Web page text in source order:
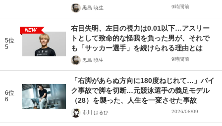
黒島 暁生 9時間前
5位
5
NEW
右目失明、左目の視力は0.01以下…アスリー
トとして致命的な怪我を負った男が、それで
も「サッカー選手」を続けられる理由とは
黒島 暁生 9時間前
6位
6
「右脚があらぬ方向に180度ねじれて…」バイ
ク事故で脚を切断…元競泳選手の義足モデル
（28）を襲った、人生を一変させた事故
市川 はるひ 2026/08/09